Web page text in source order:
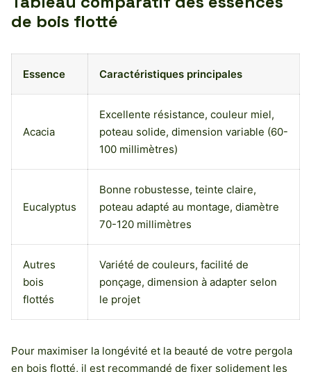
de bois flotté
Essence Caractéristiques principales
Acacia
Excellente résistance, couleur miel,
poteau solide, dimension variable (60-
100 millimètres)
Eucalyptus
Bonne robustesse, teinte claire,
poteau adapté au montage, diamètre
70-120 millimètres
Autres
bois
flottés
Variété de couleurs, facilité de
ponçage, dimension à adapter selon
le projet
Pour maximiser la longévité et la beauté de votre pergola
en bois flotté, il est recommandé de fixer solidement les